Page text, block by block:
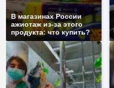
В магазинах России
ажиотаж из-за этого
продукта: что купить?